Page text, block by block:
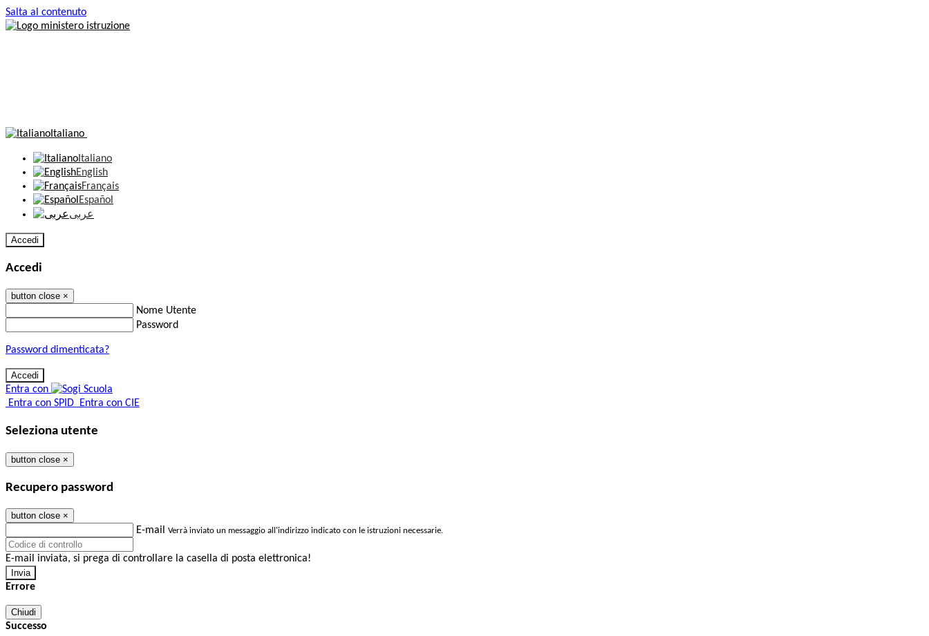
Salta al contenuto
Italiano
Italiano
English
Français
Español
عربى
Accedi
Accedi
button close ×
Nome Utente
Password
Password dimenticata?
Entra con
Entra con SPID Entra con CIE
Seleziona utente
button close ×
Recupero password
button close ×
E-mail Verrà inviato un messaggio all'indirizzo indicato con le istruzioni necessarie.
E-mail inviata, si prega di controllare la casella di posta elettronica!
Errore
Chiudi
Successo